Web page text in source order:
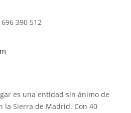
390 512
es una entidad sin ánimo de
la Sierra de Madrid. Con 40